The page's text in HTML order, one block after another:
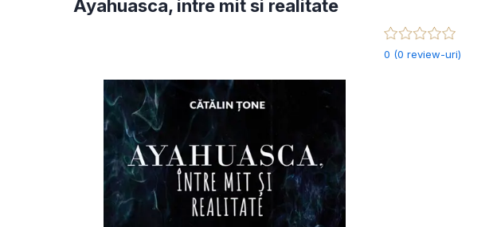
Ayahuasca, intre mit si realitate
0 (0 review-uri)